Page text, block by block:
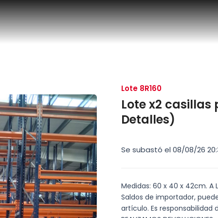
Lote 8R160
Lote x2
Detalles)
Se subastó el 08/08/26
Medidas: 60 x 40 x 42cm. A
Saldos de importador,
artículo. Es responsabilidad